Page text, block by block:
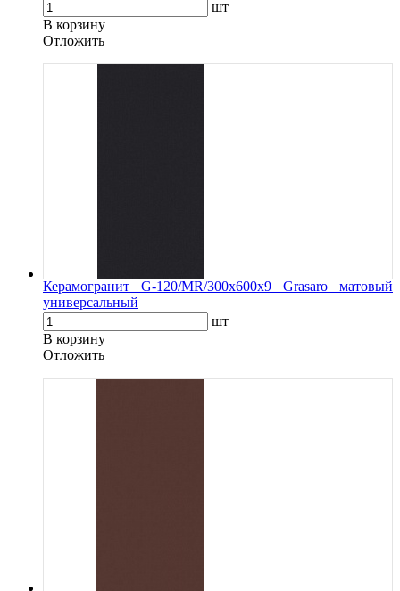
шт
В корзину
Oтложить
Керамогранит G-120/MR/300x600x9 Grasaro матовый
универсальный
шт
В корзину
Oтложить